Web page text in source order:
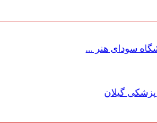
سودای هنر ...
گیلان